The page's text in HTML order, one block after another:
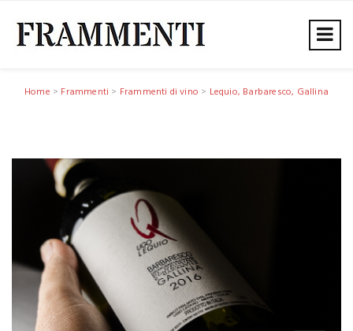
Home > Frammenti > Frammenti di vino > Lequio, Barbaresco, Gallina